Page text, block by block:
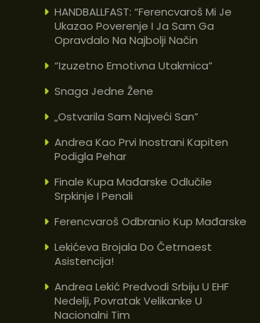
HANDBALLFAST: “Ferencvaroš Mi Je
Ukazao Poverenje I Ja Sam Ga
Opravdalo Na Najbolji Način
“Izuzetno Emotivna Utakmica”
Snaga Jedne Žene
„Ostvarila Sam Najveći San”
Andrea Kao Prvi Inostrani Kapiten
Podigla Pehar
Finale Kupa Mađarske Odlučile
Srpkinje I Penali
Ferencvaroš Odbranio Kup Mađarske
Lekićeva Brojala Do Četrnaest
Asistencija!
Andrea Lekić Predvodi Srbiju U EHF
Nedelji, Povratak Velikanke U
Nacionalni Tim